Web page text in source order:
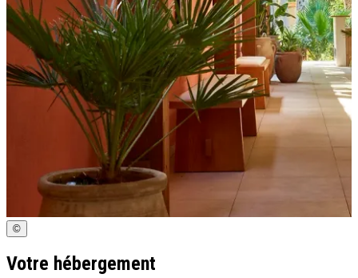
©
Votre hébergement